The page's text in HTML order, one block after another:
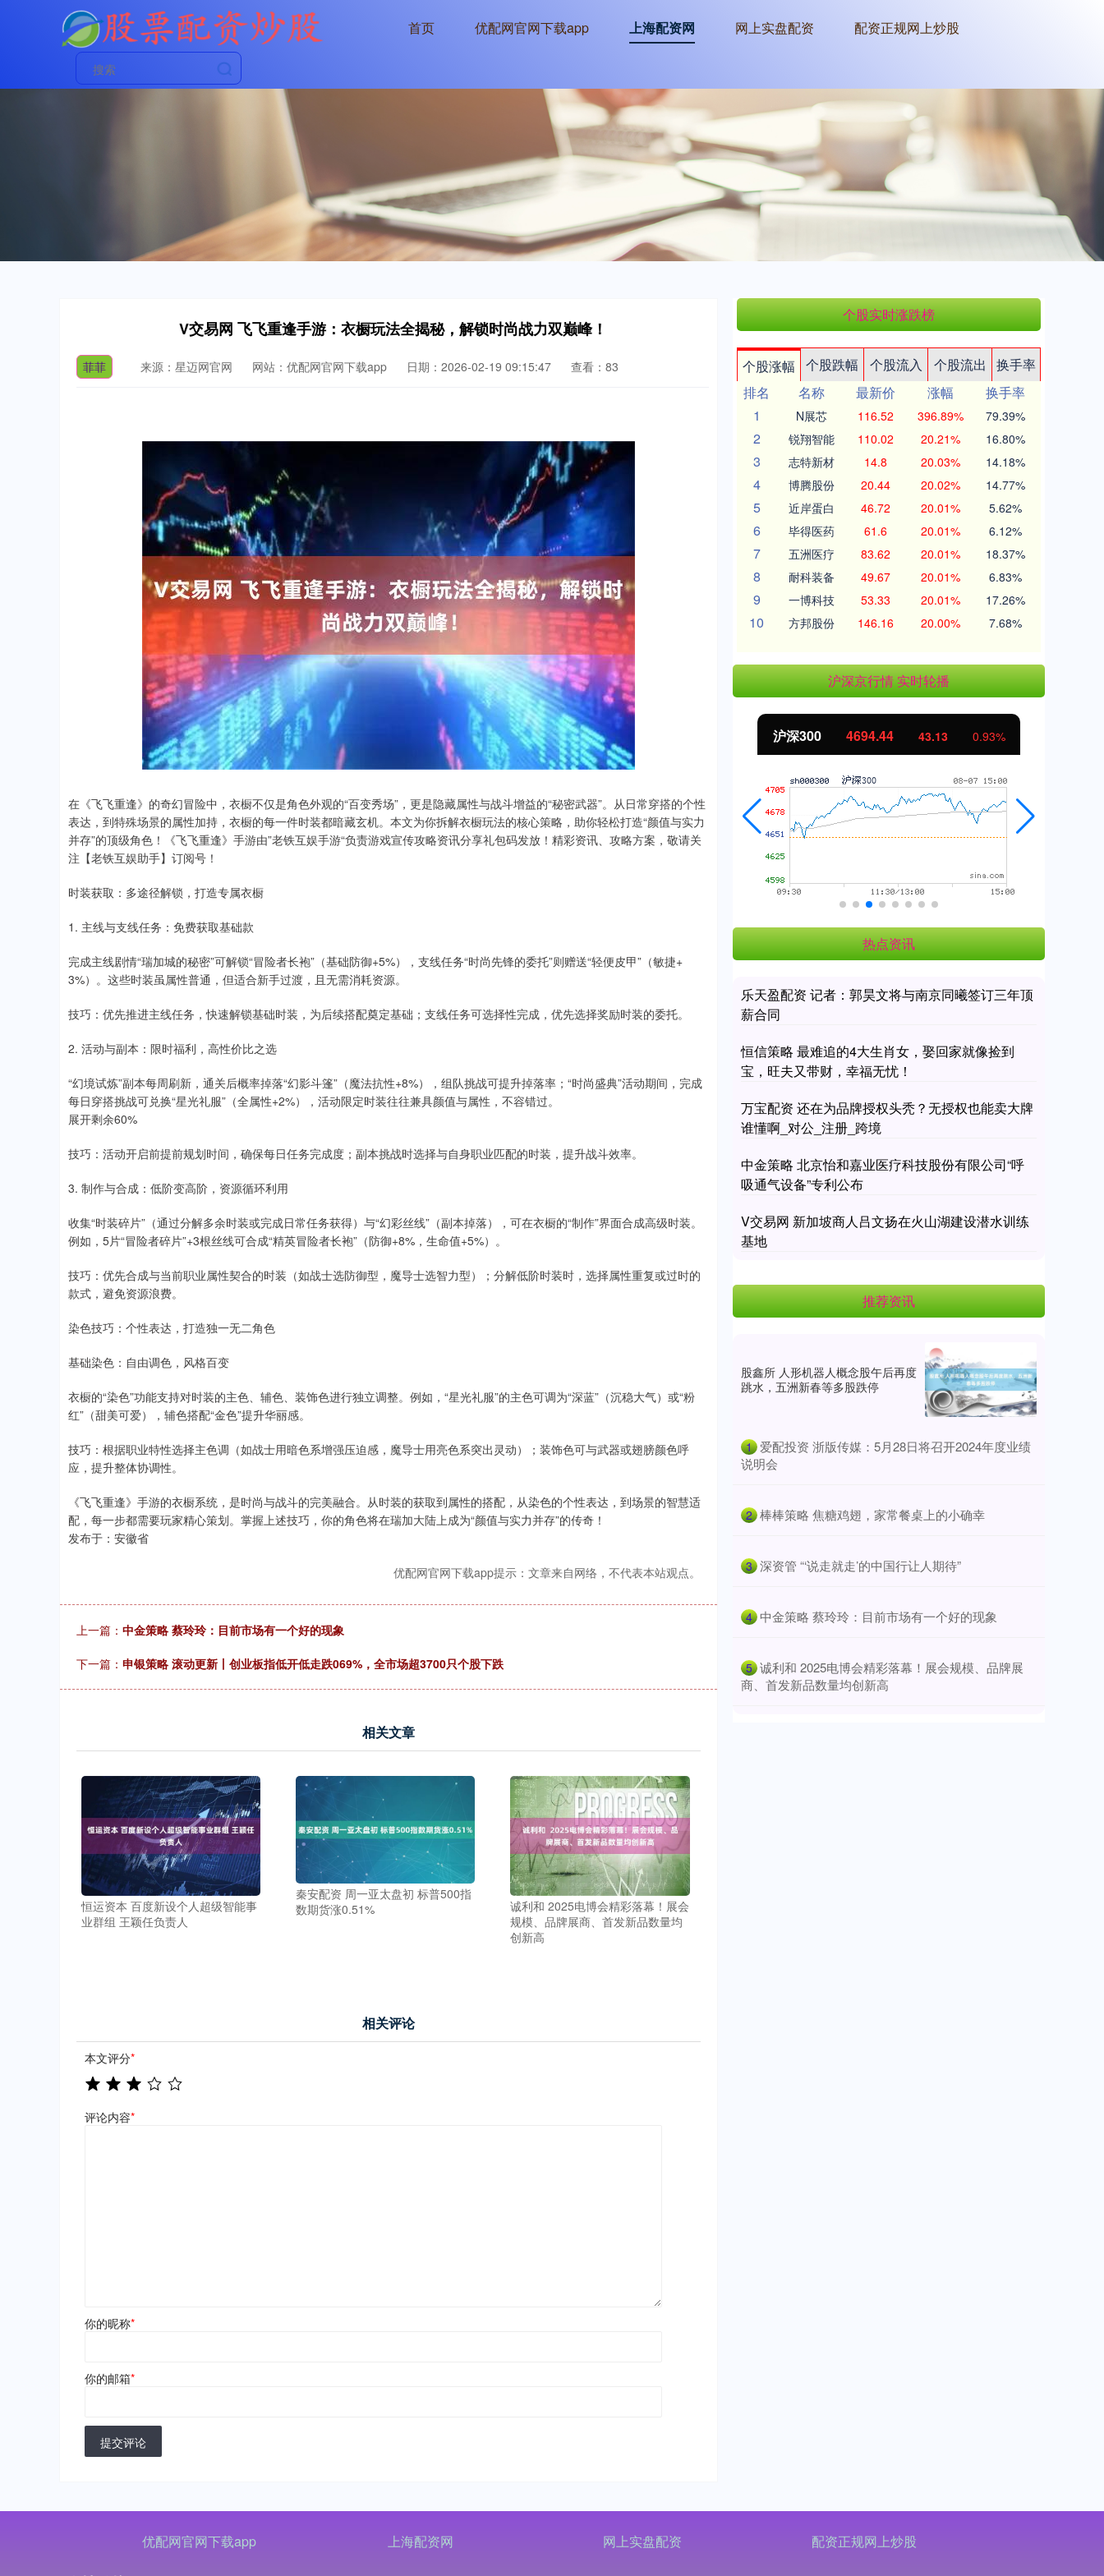
首页 优配网官网下载app 上海配资网 网上实盘配资 配资正规网上炒股
V交易网 飞飞重逢手游：衣橱玩法全揭秘，解锁时尚战力双巅峰！
菲菲 来源：星迈网官网 网站：优配网官网下载app 日期：2026-02-19 09:15:47 查看：83
在《飞飞重逢》的奇幻冒险中，衣橱不仅是角色外观的“百变秀场”，更是隐藏属性与战斗增益的“秘密武器”。从日常穿搭的个性
表达，到特殊场景的属性加持，衣橱的每一件时装都暗藏玄机。本文为你拆解衣橱玩法的核心策略，助你轻松打造“颜值与实力
并存”的顶级角色！《飞飞重逢》手游由”老铁互娱手游“负责游戏宣传攻略资讯分享礼包码发放！精彩资讯、攻略方案，敬请关
注【老铁互娱助手】订阅号！
时装获取：多途径解锁，打造专属衣橱
1. 主线与支线任务：免费获取基础款
完成主线剧情“瑞加城的秘密”可解锁“冒险者长袍”（基础防御+5%），支线任务“时尚先锋的委托”则赠送“轻便皮甲”（敏捷+
3%）。这些时装虽属性普通，但适合新手过渡，且无需消耗资源。
技巧：优先推进主线任务，快速解锁基础时装，为后续搭配奠定基础；支线任务可选择性完成，优先选择奖励时装的委托。
2. 活动与副本：限时福利，高性价比之选
“幻境试炼”副本每周刷新，通关后概率掉落“幻影斗篷”（魔法抗性+8%），组队挑战可提升掉落率；“时尚盛典”活动期间，完成
每日穿搭挑战可兑换“星光礼服”（全属性+2%），活动限定时装往往兼具颜值与属性，不容错过。
展开剩余60%
技巧：活动开启前提前规划时间，确保每日任务完成度；副本挑战时选择与自身职业匹配的时装，提升战斗效率。
3. 制作与合成：低阶变高阶，资源循环利用
收集“时装碎片”（通过分解多余时装或完成日常任务获得）与“幻彩丝线”（副本掉落），可在衣橱的“制作”界面合成高级时装。
例如，5片“冒险者碎片”+3根丝线可合成“精英冒险者长袍”（防御+8%，生命值+5%）。
技巧：优先合成与当前职业属性契合的时装（如战士选防御型，魔导士选智力型）；分解低阶时装时，选择属性重复或过时的
款式，避免资源浪费。
染色技巧：个性表达，打造独一无二角色
基础染色：自由调色，风格百变
衣橱的“染色”功能支持对时装的主色、辅色、装饰色进行独立调整。例如，“星光礼服”的主色可调为“深蓝”（沉稳大气）或“粉
红”（甜美可爱），辅色搭配“金色”提升华丽感。
技巧：根据职业特性选择主色调（如战士用暗色系增强压迫感，魔导士用亮色系突出灵动）；装饰色可与武器或翅膀颜色呼
应，提升整体协调性。
《飞飞重逢》手游的衣橱系统，是时尚与战斗的完美融合。从时装的获取到属性的搭配，从染色的个性表达，到场景的智慧适
配，每一步都需要玩家精心策划。掌握上述技巧，你的角色将在瑞加大陆上成为“颜值与实力并存”的传奇！
发布于：安徽省
优配网官网下载app提示：文章来自网络，不代表本站观点。
上一篇： 中金策略 蔡玲玲：目前市场有一个好的现象
下一篇： 申银策略 滚动更新丨创业板指低开低走跌069%，全市场超3700只个股下跌
相关文章
恒运资本 百度新设个人超级智能事
业群组 王颖任负责人
秦安配资 周一亚太盘初 标普500指
数期货涨0.51%
诚利和 2025电博会精彩落幕！展会
规模、品牌展商、首发新品数量均
创新高
相关评论
本文评分*
评论内容*
你的昵称*
你的邮箱*
提交评论
个股实时涨跌榜
个股涨幅 个股跌幅 个股流入 个股流出
换手率
排名
名称 最新价 涨幅
换手率
1
N展芯 116.52 396.89% 79.39%
2 锐翔智能 110.02 20.21% 16.80%
3 志特新材 14.8 20.03% 14.18%
4 博腾股份 20.44 20.02% 14.77%
5 近岸蛋白 46.72 20.01% 5.62%
6 毕得医药 61.6 20.01% 6.12%
7 五洲医疗 83.62 20.01% 18.37%
8 耐科装备 49.67 20.01% 6.83%
9 一博科技 53.33 20.01% 17.26%
10 方邦股份 146.16 20.00% 7.68%
沪深京行情 实时轮播
深证成指 14311.01 200.89 沪深300 4694.44 43.13 北证50 1134.24 11.37 1.01%
热点资讯
乐天盈配资 记者：郭昊文将与南京同曦签订三年顶
薪合同
恒信策略 最难追的4大生肖女，娶回家就像捡到
宝，旺夫又带财，幸福无忧！
万宝配资 还在为品牌授权头秃？无授权也能卖大牌
谁懂啊_对公_注册_跨境
中金策略 北京怡和嘉业医疗科技股份有限公司“呼
吸通气设备”专利公布
V交易网 新加坡商人吕文扬在火山湖建设潜水训练
基地
推荐资讯
股鑫所 人形机器人概念股午后再度
跳水，五洲新春等多股跌停
1 ​爱配投资 浙版传媒：5月28日将召开2024年度业绩
说明会
2 ​棒棒策略 焦糖鸡翅，家常餐桌上的小确幸
3 ​深资管 “‘说走就走’的中国行让人期待”
4 ​中金策略 蔡玲玲：目前市场有一个好的现象
5 ​诚利和 2025电博会精彩落幕！展会规模、品牌展
商、首发新品数量均创新高
优配网官网下载app 上海配资网 网上实盘配资 配资正规网上炒股